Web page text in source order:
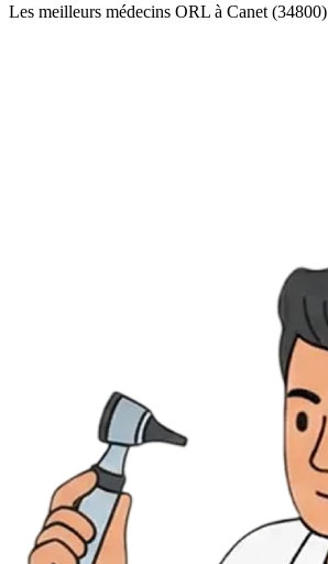
Les meilleurs médecins ORL à Canet (34800)